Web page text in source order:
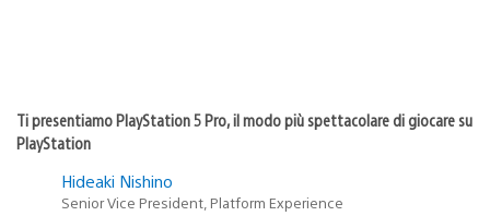
Ti presentiamo PlayStation 5 Pro, il modo più spettacolare di giocare su
PlayStation
Hideaki Nishino
Senior Vice President, Platform Experience